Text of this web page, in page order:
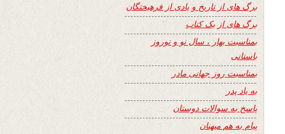
برگ های از تاریخ و یادی از فرهیختگان
برگ های از یک کتاب
بمناسبت بهار ، سال نو و نوروز
باستانی
بمناسبت روز جهانی مادر
به یاد پدر
پاسخ به سوالات دوستان
پیام به هم میهنان